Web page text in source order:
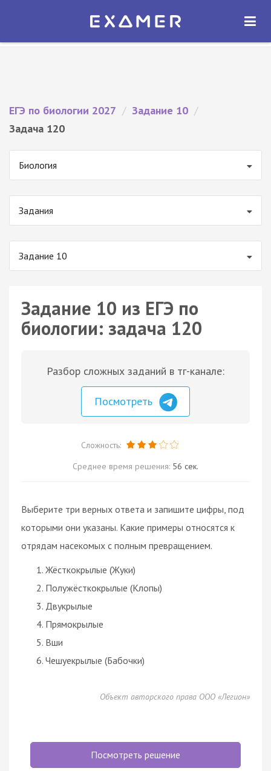
Экзамер — ЕГЭ 2027
ОТКРЫТЬ
ЕГЭ по биологии 2027 / Задание 10 /
Задача 120
Биология
Задания
Задание 10
Задание 10 из ЕГЭ по
биологии: задача 120
Разбор сложных заданий в тг-канале:
Посмотреть
Сложность:
Среднее время решения: 56 сек.
Выберите три верных ответа и запишите цифры, под
которыми они указаны. Какие примеры относятся к
отрядам насекомых с полным превращением.
Жёсткокрылые (Жуки)
Полужёсткокрылые (Клопы)
Двукрылые
Прямокрылые
Вши
Чешуекрылые (Бабочки)
Объект авторского права ООО «Легион»
Посмотреть решение